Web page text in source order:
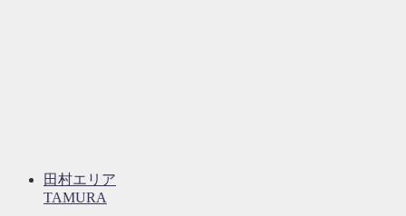
田村エリア
TAMURA